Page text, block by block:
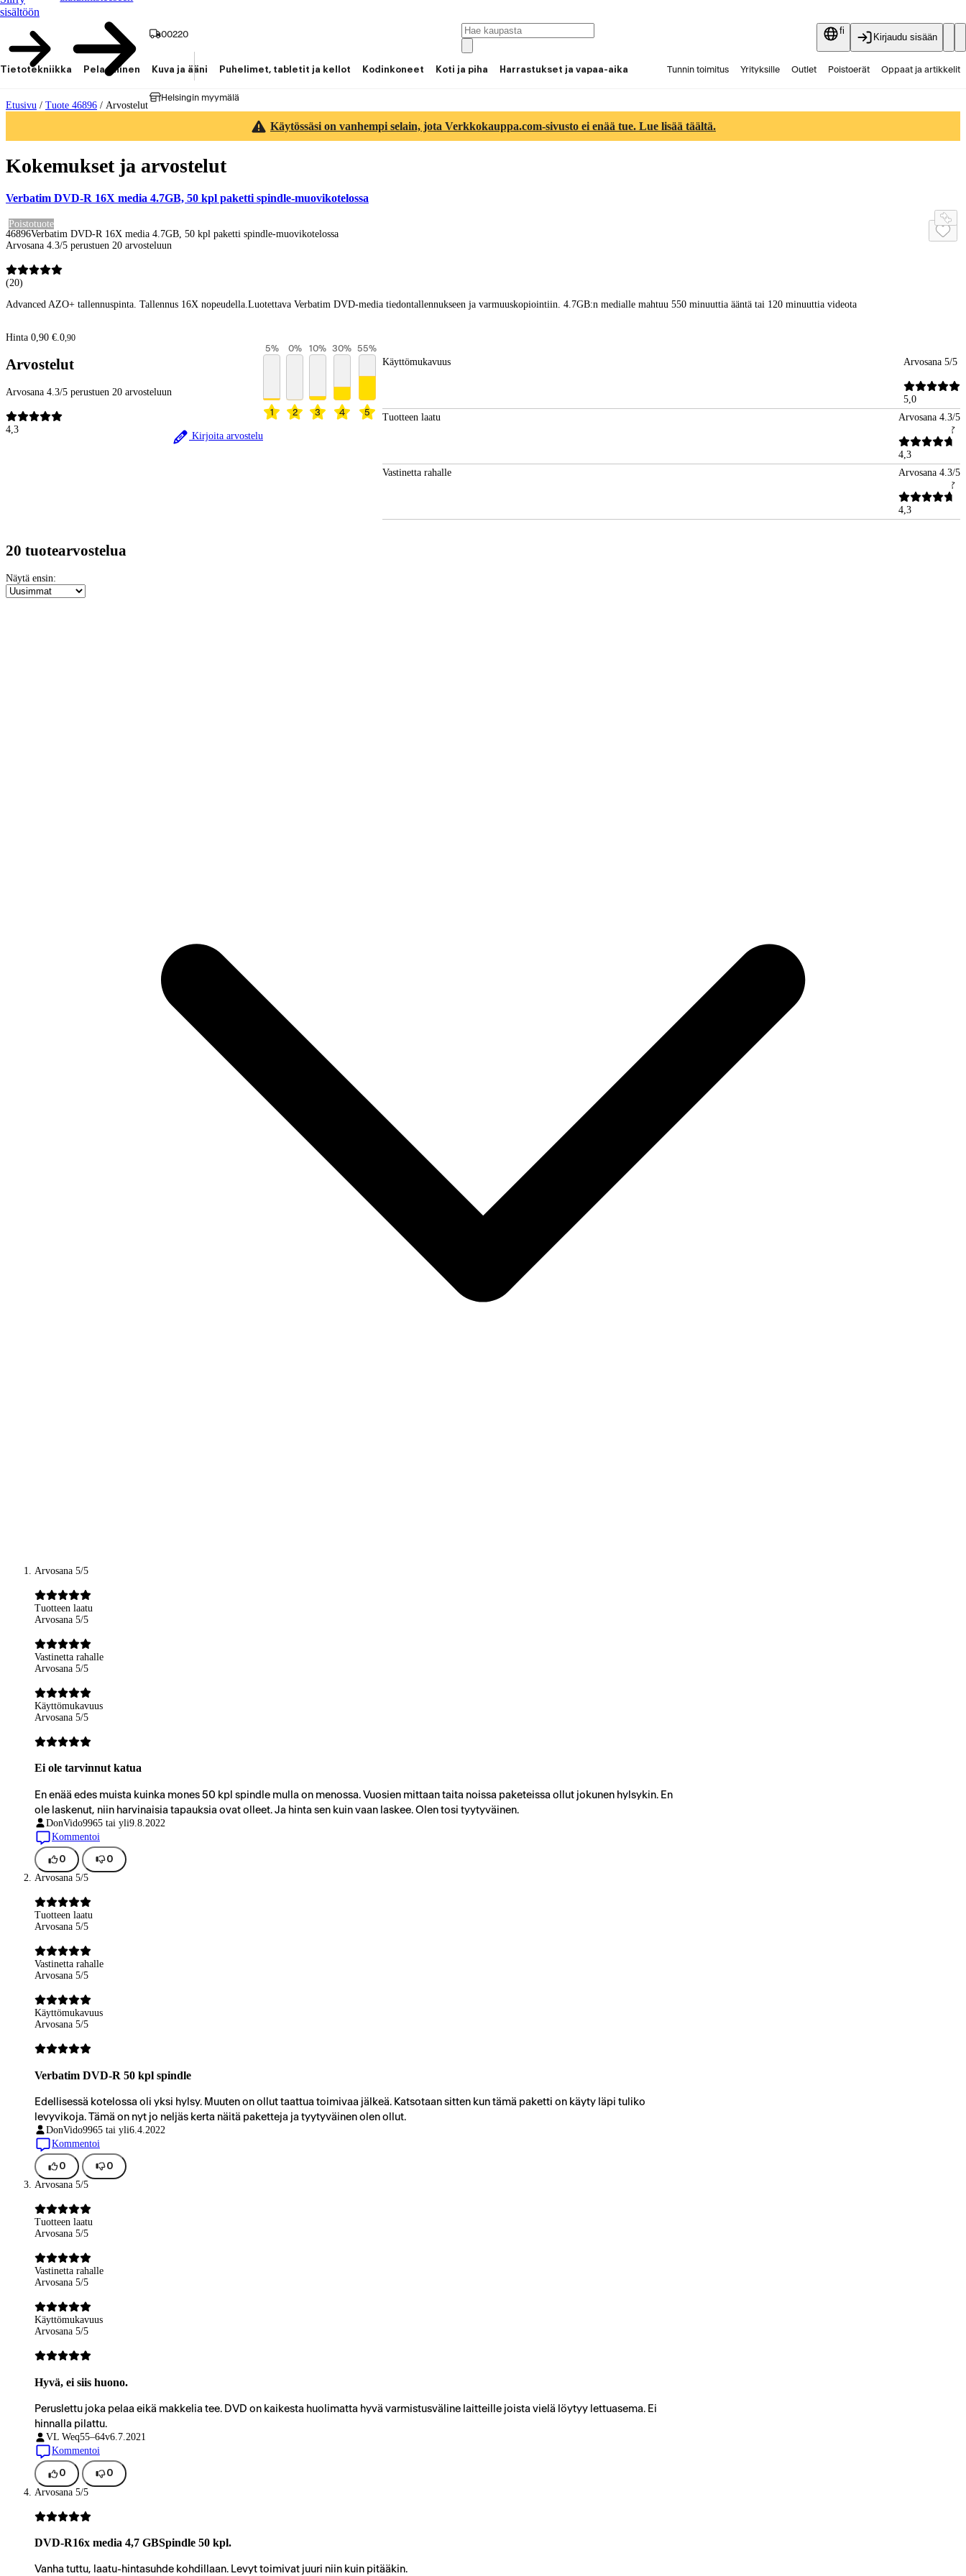
sisältöön
00220
Helsingin myymälä
fi
Kirjaudu sisään
Tietotekniikka Pelaaminen Kuva ja ääni Puhelimet, tabletit ja kellot Kodinkoneet Koti ja piha Harrastukset ja vapaa-aika Tunnin toimitus Yrityksille Outlet Poistoerät Oppaat ja artikkelit
Etusivu / Tuote 46896 / Arvostelut
Käytössäsi on vanhempi selain, jota Verkkokauppa.com-sivusto ei enää tue. Lue lisää täältä.
Kokemukset ja arvostelut
Verbatim DVD-R 16X media 4.7GB, 50 kpl paketti spindle-muovikotelossa
Poistotuote
46896Verbatim DVD-R 16X media 4.7GB, 50 kpl paketti spindle-muovikotelossa
Arvosana 4.3/5 perustuen 20 arvosteluun
(20)
Advanced AZO+ tallennuspinta. Tallennus 16X nopeudella.Luotettava Verbatim DVD-media tiedontallennukseen ja varmuuskopiointiin. 4.7GB:n medialle mahtuu 550 minuuttia ääntä tai 120 minuuttia videota
Hinta 0,90 €.0,90
Arvostelut
Arvosana 4.3/5 perustuen 20 arvosteluun
4,3
Kirjoita arvostelu
1
5%
2
0%
3
10%
4
30%
5
55%
Käyttömukavuus Arvosana 5/5
5,0
Tuotteen laatu
Arvosana 4.3/5
4,3
Vastinetta rahalle
Arvosana 4.3/5
4,3
20 tuotearvostelua
Näytä ensin:
Arvosana 5/5
Tuotteen laatu
Arvosana 5/5
Vastinetta rahalle
Arvosana 5/5
Käyttömukavuus
Arvosana 5/5
Ei ole tarvinnut katua
En enää edes muista kuinka mones 50 kpl spindle mulla on menossa. Vuosien mittaan taita noissa paketeissa ollut jokunen hylsykin. En
ole laskenut, niin harvinaisia tapauksia ovat olleet. Ja hinta sen kuin vaan laskee. Olen tosi tyytyväinen.
DonVido9965 tai yli9.8.2022
Kommentoi
0 0
Arvosana 5/5
Tuotteen laatu
Arvosana 5/5
Vastinetta rahalle
Arvosana 5/5
Käyttömukavuus
Arvosana 5/5
Verbatim DVD-R 50 kpl spindle
Edellisessä kotelossa oli yksi hylsy. Muuten on ollut taattua toimivaa jälkeä. Katsotaan sitten kun tämä paketti on käyty läpi tuliko
levyvikoja. Tämä on nyt jo neljäs kerta näitä paketteja ja tyytyväinen olen ollut.
DonVido9965 tai yli6.4.2022
Kommentoi
0 0
Arvosana 5/5
Tuotteen laatu
Arvosana 5/5
Vastinetta rahalle
Arvosana 5/5
Käyttömukavuus
Arvosana 5/5
Hyvä, ei siis huono.
Peruslettu joka pelaa eikä makkelia tee. DVD on kaikesta huolimatta hyvä varmistusväline laitteille joista vielä löytyy lettuasema. Ei
hinnalla pilattu.
VL Weq55–64v6.7.2021
Kommentoi
0 0
Arvosana 5/5
DVD-R16x media 4,7 GBSpindle 50 kpl.
Vanha tuttu, laatu-hintasuhde kohdillaan. Levyt toimivat juuri niin kuin pitääkin.